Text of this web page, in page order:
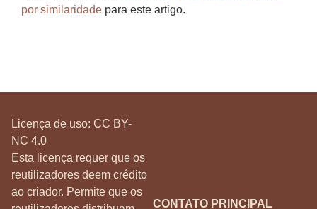
por similaridade para este artigo.
Licença de uso: CC BY-
NC 4.0
Esta licença requer que os
reutilizadores deem crédito
ao criador. Permite que os
CONTATO PRINCIPAL